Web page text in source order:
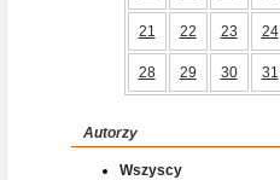
21 22 23 24
28 29 30 31
Autorzy
Wszyscy